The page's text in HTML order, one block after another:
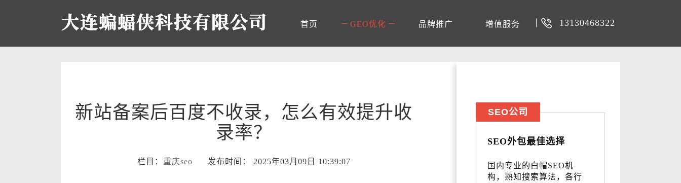
首页 GEO优化 品牌推广 增值服务 13130468322
新站备案后百度不收录，怎么有效提升收
录率？
栏目： 重庆seo 发布时间： 2025年03月09日 10:39:07
SEO外包最佳选择
国内专业的白帽SEO机
构，熟知搜索算法，各行
SEO公司